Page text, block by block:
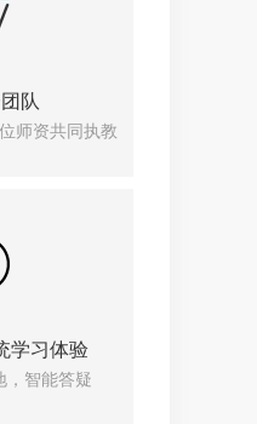
队
师资共同执教
学习体验
，智能答疑